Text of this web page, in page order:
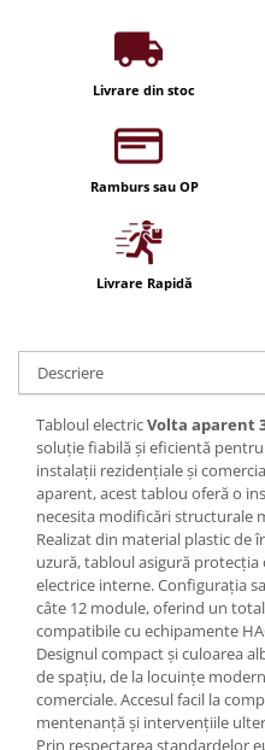
Aplica LED
Profil banda LED
Iluminat festiv
Fotosenzori si Senzori de
Sina Magnetica Slim LIMBO
Iluminat decorativ de Craciun
Livrare din stoc
Ramburs sau OP
Livrare Rapidă
Descriere
Tabloul electricVolta aparent
soluție fiabilă și eficientă
instalații rezidențiale și
aparent, acest tablou oferă o
necesita modificări structurale
Realizat din material plastic de
uzură, tabloul asigură
electrice interne. Configurația
câte 12 module, oferind un
compatibile cu echipamente
Designul compact și culoarea
de spațiu, de la locuințe
comerciale. Accesul facil la
mentenanță și intervențiile
Prin respectarea standardelor